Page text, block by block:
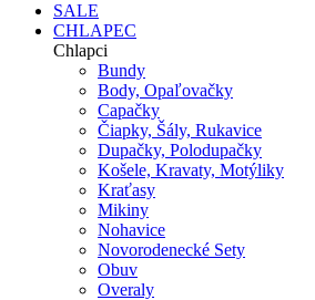
SALE
CHLAPEC
Chlapci
Bundy
Body, Opaľovačky
Capačky
Čiapky, Šály, Rukavice
Dupačky, Polodupačky
Košele, Kravaty, Motýliky
Kraťasy
Mikiny
Nohavice
Novorodenecké Sety
Obuv
Overaly